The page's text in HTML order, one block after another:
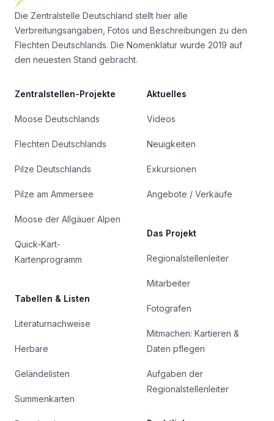
Die Zentralstelle Deutschland stellt hier alle
Verbreitungsangaben, Fotos und Beschreibungen zu den
Flechten Deutschlands. Die Nomenklatur wurde 2019 auf
den neuesten Stand gebracht.
Zentralstellen-Projekte
Moose Deutschlands
Flechten Deutschlands
Pilze Deutschlands
Pilze am Ammersee
Moose der Allgäuer Alpen
Quick-Kart-
Kartenprogramm
Tabellen & Listen
Literaturnachweise
Herbare
Geländelisten
Summenkarten
Aktuelles
Videos
Neuigkeiten
Exkursionen
Angebote / Verkäufe
Das Projekt
Regionalstellenleiter
Mitarbeiter
Fotografen
Mitmachen: Kartieren &
Daten pflegen
Aufgaben der
Regionalstellenleiter